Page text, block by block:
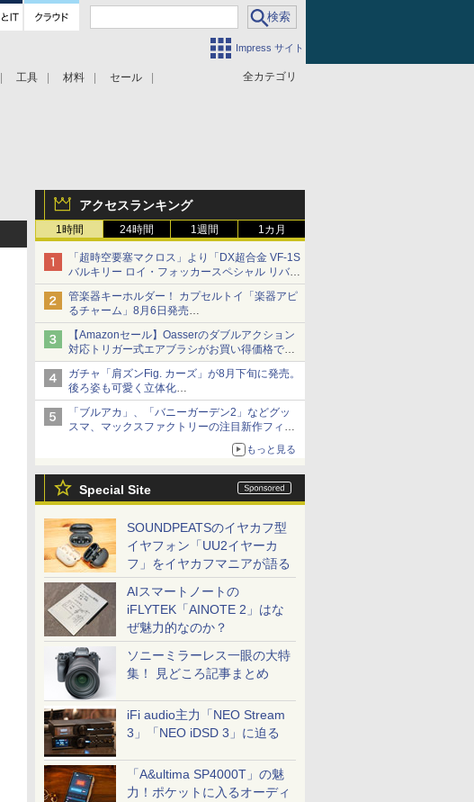
Impress サイト
全カテゴリ
工具 材料 セール
アクセスランキング
1時間 24時間 1週間 1カ月
「超時空要塞マクロス」より「DX超合金 VF-1S
バルキリー ロイ・フォッカースペシャル リバイ
バルVer.」本日発売！
管楽器キーホルダー！ カプセルトイ「楽器アピ
るチャーム」8月6日発売
チューバ、テナサクなど5種各3色
【Amazonセール】Oasserのダブルアクション
対応トリガー式エアブラシがお買い得価格で登
場！
ガチャ「肩ズンFig. カーズ」が8月下旬に発売。
後ろ姿も可愛く立体化
ライトニング・マックィーンやメーターなど4
種がラインナップ
「ブルアカ」、「バニーガーデン2」などグッ
スマ、マックスファクトリーの注目新作フィギ
ュアが展示【ホビーメーカー合同展示会】
もっと見る
Special Site
SOUNDPEATSのイヤカフ型
イヤフォン「UU2イヤーカ
フ」をイヤカフマニアが語る
AIスマートノートの
iFLYTEK「AINOTE 2」はな
ぜ魅力的なのか？
ソニーミラーレス一眼の大特
集！ 見どころ記事まとめ
iFi audio主力「NEO Stream
3」「NEO iDSD 3」に迫る
「A&ultima SP4000T」の魅
力！ポケットに入るオーディ